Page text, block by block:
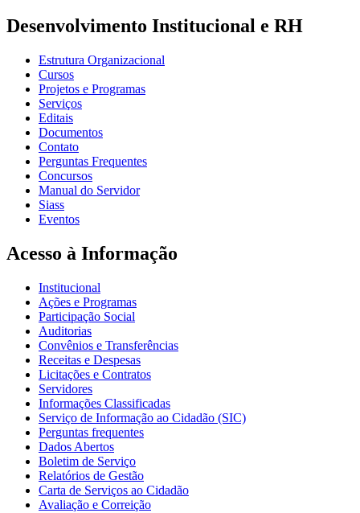
Desenvolvimento Institucional e RH
Estrutura Organizacional
Cursos
Projetos e Programas
Serviços
Editais
Documentos
Contato
Perguntas Frequentes
Concursos
Manual do Servidor
Siass
Eventos
Acesso à Informação
Institucional
Ações e Programas
Participação Social
Auditorias
Convênios e Transferências
Receitas e Despesas
Licitações e Contratos
Servidores
Informações Classificadas
Serviço de Informação ao Cidadão (SIC)
Perguntas frequentes
Dados Abertos
Boletim de Serviço
Relatórios de Gestão
Carta de Serviços ao Cidadão
Avaliação e Correição